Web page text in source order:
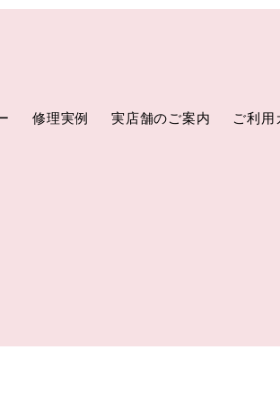
修理実例 実店舗のご案内 ご利用